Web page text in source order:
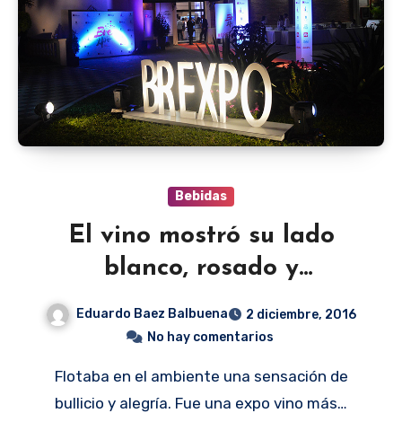
Bebidas
El vino mostró su lado
blanco, rosado y
Eduardo Baez Balbuena
2 diciembre, 2016
No hay comentarios
Flotaba en el ambiente una sensación de
bullicio y alegría. Fue una expo vino más…